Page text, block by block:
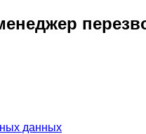
данных